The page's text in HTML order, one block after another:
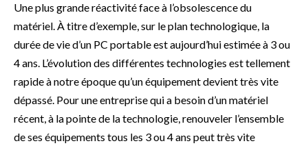
Une plus grande réactivité face à l’obsolescence du
matériel. À titre d’exemple, sur le plan technologique, la
durée de vie d’un PC portable est aujourd’hui estimée à 3 ou
4 ans. L’évolution des différentes technologies est tellement
rapide à notre époque qu’un équipement devient très vite
dépassé. Pour une entreprise qui a besoin d’un matériel
récent, à la pointe de la technologie, renouveler l’ensemble
de ses équipements tous les 3 ou 4 ans peut très vite